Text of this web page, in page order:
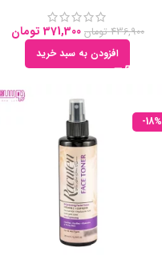
436,900 تومان 371,300 تومان
افزودن به سبد خرید
-18%